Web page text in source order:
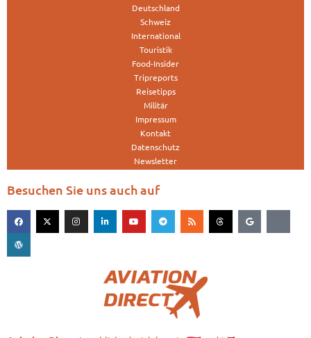
Deutschland
Schweiz
International
Touristik
Food-Insider
Tripreports
Reisetipps
Militär
Impressum
Kontakt
Datenschutz
Newsletter
Besuchen Sie uns auch auf